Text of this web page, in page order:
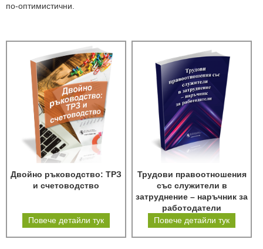
по-оптимистични.
Двойно ръководство: ТРЗ
и счетоводство
Повече детайли тук
Трудови правоотношения
със служители в
затруднение – наръчник за
работодатели
Повече детайли тук